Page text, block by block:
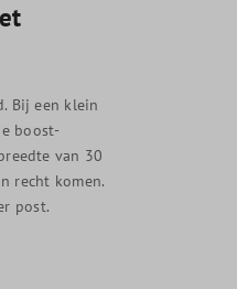
Bij een klein
boost-
van 30
recht komen.
post.